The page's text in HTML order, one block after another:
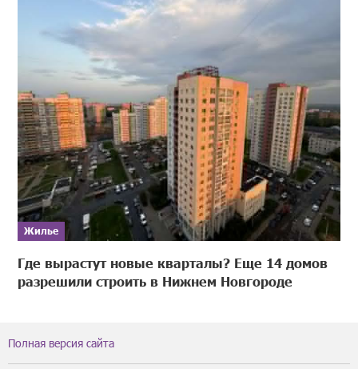
Жилье
Где вырастут новые кварталы? Еще 14 домов
разрешили строить в Нижнем Новгороде
Полная версия сайта